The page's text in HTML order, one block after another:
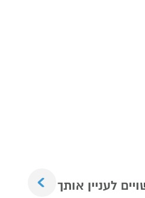
לעניין אותך